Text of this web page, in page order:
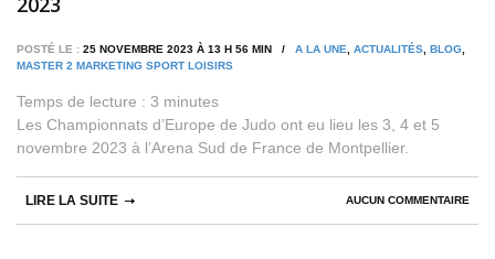
POSTÉ LE : 25 NOVEMBRE 2023 À 13 H 56 MIN / A LA UNE ACTUALITÉS BLOG
MASTER 2 MARKETING SPORT LOISIRS
Temps de lecture : 3 minutes
Les Championnats d’Europe de Judo ont eu lieu les 3, 4 et 5
novembre 2023 à l’Arena Sud de France de Montpellier.
AUCUN COMMENTAIRE
LIRE LA SUITE